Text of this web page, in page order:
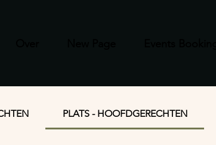
PLATS - HOOFDGERECHTEN